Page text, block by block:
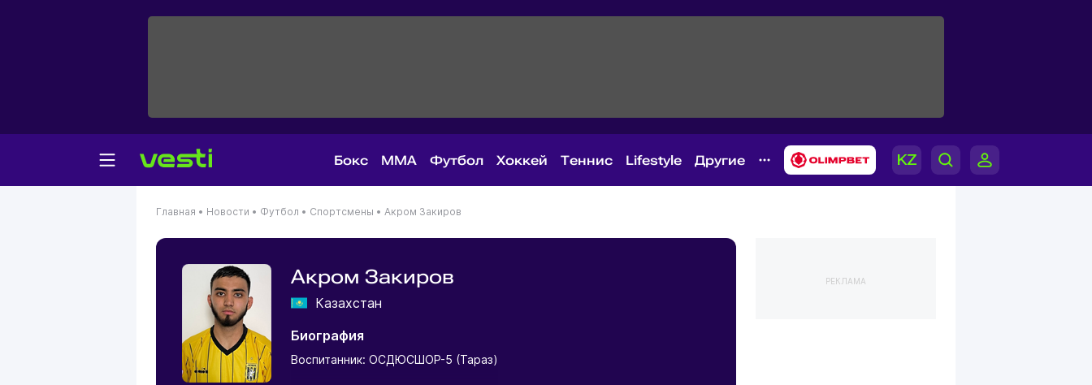
Бокс MMA Футбол Хоккей Теннис Lifestyle Другие
Главная • Новости • Футбол • Спортсмены • Акром Закиров
Акром Закиров
Казахстан
Биография
Воспитанник: ОСДЮСШОР-5 (Тараз)
РЕКЛАМА